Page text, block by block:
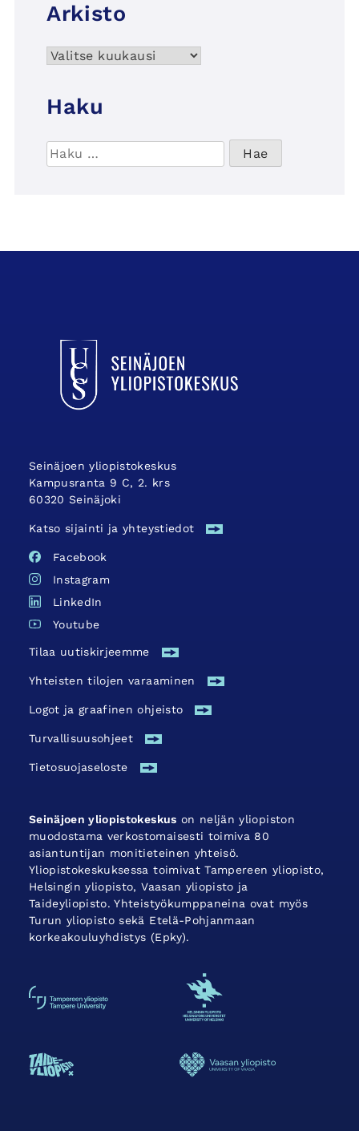
Arkisto
Arkisto
Haku
Haku:
Seinäjoen yliopistokeskus
Kampusranta 9 C, 2. krs
60320 Seinäjoki
Katso sijainti ja yhteystiedot
Facebook
Instagram
LinkedIn
Youtube
Tilaa uutiskirjeemme
Yhteisten tilojen varaaminen
Logot ja graafinen ohjeisto
Turvallisuus­ohjeet
Tietosuojaseloste
Seinäjoen yliopistokeskus on neljän yliopiston
muodostama verkostomaisesti toimiva 80
asiantuntijan monitieteinen yhteisö.
Yliopistokeskuksessa toimivat Tampereen yliopisto,
Helsingin yliopisto, Vaasan yliopisto ja
Taideyliopisto. Yhteistyökumppaneina ovat myös
Turun yliopisto sekä Etelä-Pohjanmaan
korkeakouluyhdistys (Epky).